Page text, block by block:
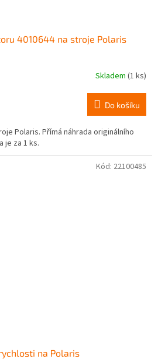
4010644 na stroje Polaris
Skladem (1 ks)
Do košíku
Polaris. Přímá náhrada originálního
je za 1 ks.
na Polaris
Kód: 22100485